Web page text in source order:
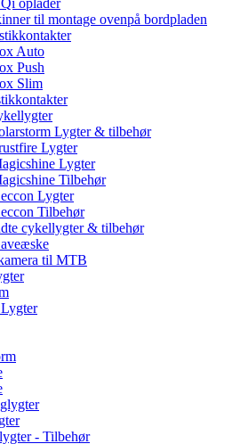
oplader
til montage ovenpå bordpladen
Auto
Push
Slim
Lygter & tilbehør
Lygter
Lygter
Tilbehør
Lygter
Tilbehør
cykellygter & tilbehør
til MTB
- Tilbehør